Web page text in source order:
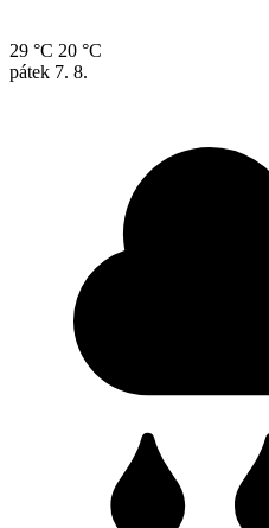
29 °C 20 °C
pátek 7. 8.